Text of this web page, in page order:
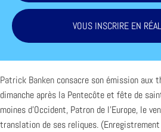
VOUS INSCRIRE EN
Patrick Banken consacre son émission aux
dimanche après la Pentecôte et fête de
moines d’Occident, Patron de l’Europe, le
translation de ses reliques. (Enregistrement